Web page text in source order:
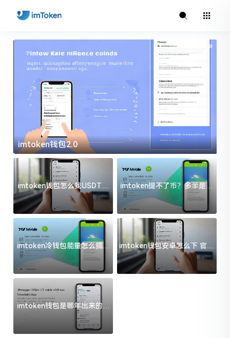
imtoken钱包2.0
imtoken钱包怎么找USDT地
址？三步搞定不踩坑
imtoken提不了币？多半是这
几件事没处理好
imtoken冷钱包能量怎么搞？
过来人告诉你门道
imtoken钱包安卓怎么下 官方
渠道避坑指南
imtoken钱包是哪年出来的？
一文给你说清楚